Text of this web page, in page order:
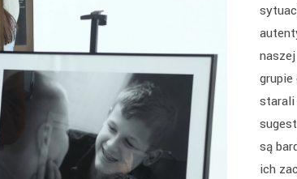
są
ich